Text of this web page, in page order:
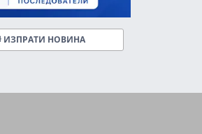
ИЗПРАТИ НОВИНА